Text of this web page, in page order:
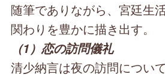
随筆でありながら、宮廷生
関わりを豊かに描き出す。
（1）恋の訪問儀礼
清少納言は夜の訪問につい